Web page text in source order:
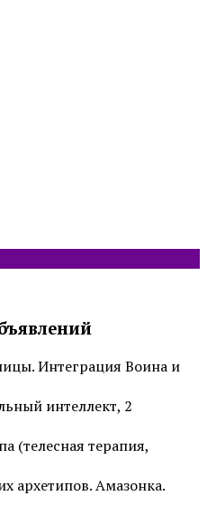
Интеграция Воина и
интеллект, 2
(телесная терапия,
архетипов. Амазонка.